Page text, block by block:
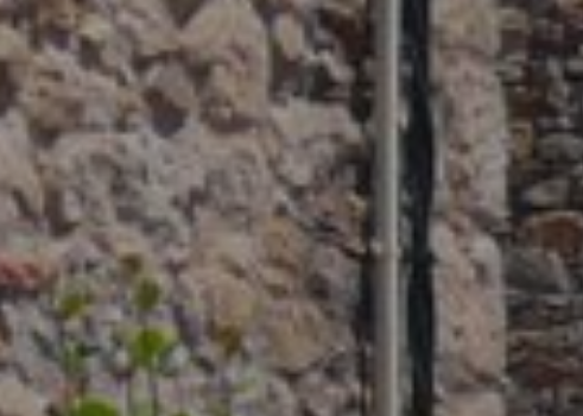
Enregistrer les paramètres Tout accepter